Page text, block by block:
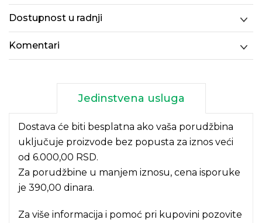
Dostupnost u radnji
Komentari
Jedinstvena usluga
Dostava će biti besplatna ako vaša porudžbina
uključuje proizvode bez popusta za iznos veći
od 6.000,00 RSD.
Za porudžbine u manjem iznosu, cena isporuke
je 390,00 dinara.
Za više informacija i pomoć pri kupovini pozovite